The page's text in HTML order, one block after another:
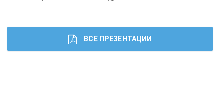
ВСЕ ПРЕЗЕНТАЦИИ